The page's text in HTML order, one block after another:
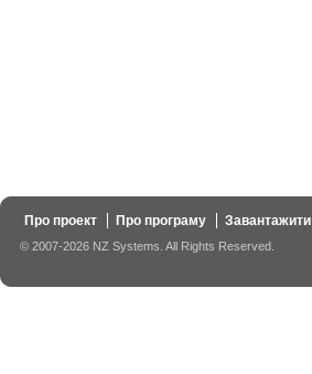
Про проект Про програму Завантажити
© 2007-2026 NZ Systems. All Rights Reserved.